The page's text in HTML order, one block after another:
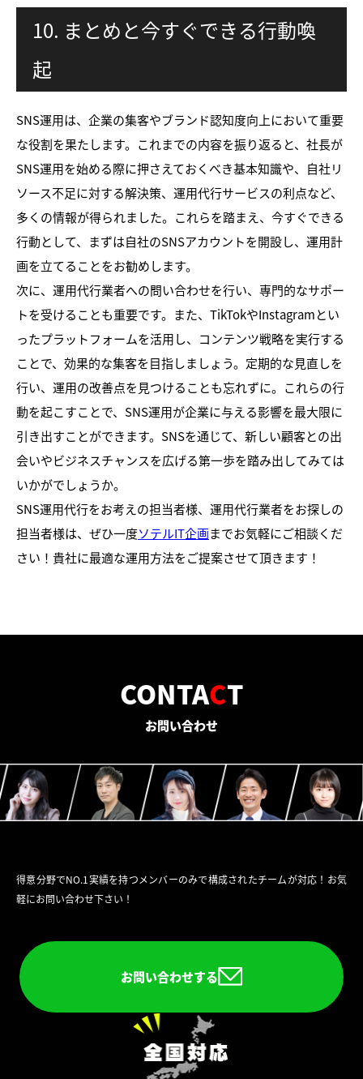
10. まとめと今すぐできる行動喚
起
SNS運用は、企業の集客やブランド認知度向上において重要
な役割を果たします。これまでの内容を振り返ると、社長が
SNS運用を始める際に押さえておくべき基本知識や、自社リ
ソース不足に対する解決策、運用代行サービスの利点など、
多くの情報が得られました。これらを踏まえ、今すぐできる
行動として、まずは自社のSNSアカウントを開設し、運用計
画を立てることをお勧めします。
次に、運用代行業者への問い合わせを行い、専門的なサポー
トを受けることも重要です。また、TikTokやInstagramとい
ったプラットフォームを活用し、コンテンツ戦略を実行する
ことで、効果的な集客を目指しましょう。定期的な見直しを
行い、運用の改善点を見つけることも忘れずに。これらの行
動を起こすことで、SNS運用が企業に与える影響を最大限に
引き出すことができます。SNSを通じて、新しい顧客との出
会いやビジネスチャンスを広げる第一歩を踏み出してみては
いかがでしょうか。
SNS運用代行をお考えの担当者様、運用代行業者をお探しの
担当者様は、ぜひ一度ソテルIT企画までお気軽にご相談くだ
さい！貴社に最適な運用方法をご提案させて頂きます！
CONTACT
お問い合わせ
得意分野でNO.1実績を持つメンバーのみで構成されたチームが対応！お気
軽にお問い合わせ下さい！
お問い合わせする